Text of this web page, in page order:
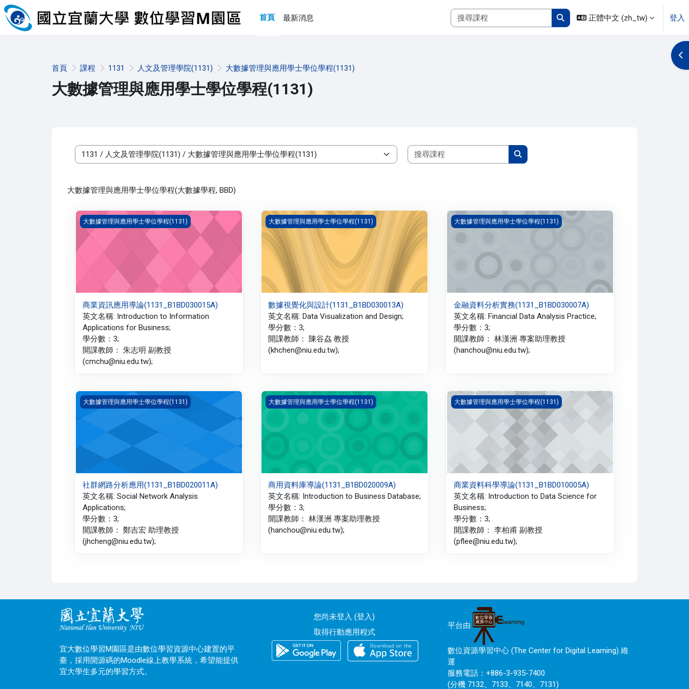
跳至主內容
首頁
最新消息
搜尋課程
搜尋課程
正體中文 ‎(zh_tw)‎ 登入
首頁 課程 1131 人文及管理學院(1131) 大數據管理與應用學士學位學程(1131)
大數據管理與應用學士學位學程(1131)
開
課程類別
搜尋課程
搜尋課程
大數據管理與應用學士學位學程(大數據學程, BBD)
商業資訊應用導論(1131_B1BD030015A)
大數據管理與應用學士學位學程(1131)
商業資訊應用導論(1131_B1BD030015A)
英文名稱: Introduction to Information
Applications for Business;
學分數：3;
開課教師： 朱志明 副教授
(cmchu@niu.edu.tw);
數據視覺化與設計(1131_B1BD030013A)
大數據管理與應用學士學位學程(1131)
數據視覺化與設計(1131_B1BD030013A)
英文名稱: Data Visualization and Design;
學分數：3;
開課教師： 陳谷劦 教授
(khchen@niu.edu.tw);
金融資料分析實務(1131_B1BD030007A)
大數據管理與應用學士學位學程(1131)
金融資料分析實務(1131_B1BD030007A)
英文名稱: Financial Data Analysis Practice;
學分數：3;
開課教師： 林漢洲 專案助理教授
(hanchou@niu.edu.tw);
社群網路分析應用(1131_B1BD020011A)
大數據管理與應用學士學位學程(1131)
社群網路分析應用(1131_B1BD020011A)
英文名稱: Social Network Analysis
Applications;
學分數：3;
開課教師： 鄭吉宏 助理教授
(jhcheng@niu.edu.tw);
商用資料庫導論(1131_B1BD020009A)
大數據管理與應用學士學位學程(1131)
商用資料庫導論(1131_B1BD020009A)
英文名稱: Introduction to Business Database;
學分數：3;
開課教師： 林漢洲 專案助理教授
(hanchou@niu.edu.tw);
商業資料科學導論(1131_B1BD010005A)
大數據管理與應用學士學位學程(1131)
商業資料科學導論(1131_B1BD010005A)
英文名稱: Introduction to Data Science for
Business;
學分數：3;
開課教師： 李柏甫 副教授
(pflee@niu.edu.tw);
宜大數位學習M園區是由數位學習資源中心建置的平
臺，採用開源碼的Moodle線上教學系統，希望能提供
宜大學生多元的學習方式。
您尚未登入 (登入)
取得行動應用程式
平台由
數位資源學習中心 (The Center for Digital Learning) 維
運
服務電話：+886-3-935-7400
(分機 7132、7133、7140、7131)